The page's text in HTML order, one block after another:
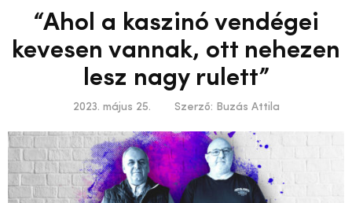
“Ahol a kaszinó vendégei
kevesen vannak, ott nehezen
lesz nagy rulett”
2023. május 25. Szerző: Buzás Attila